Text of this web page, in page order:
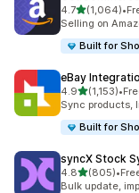
4.7별 5개 중
(1,064)
총 리뷰 1064개
•
Selling on
Built for
eBay
4.9별 5개 중
(1,153)
총 리뷰 1153개
•
Sync products,
Built for
syncX Stock
4.8별 5개 중
(805)
총 리뷰 805개
•
Bulk update,